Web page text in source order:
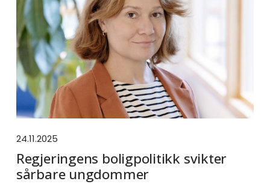
24.11.2025
Regjeringens boligpolitikk svikter
sårbare ungdommer